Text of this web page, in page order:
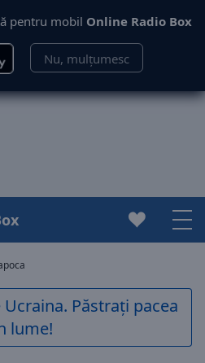
pentru mobil Online Radio Box
Nu, mulțumesc
Păstrați pacea
lume!